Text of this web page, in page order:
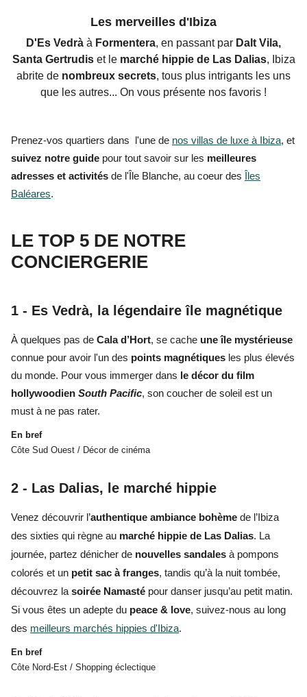
Les merveilles d'Ibiza
D'Es Vedrà à Formentera, en passant par Dalt Vila,
Santa Gertrudiset lemarché hippie de Las Dalias, Ibiza
abrite de nombreux secrets, tous plus intrigants les uns
que les autres... On vous présente nos favoris !
Prenez-vos quartiers dans l'une de nos villas de luxe à Ibiza, et
suivez notre guide pour tout savoir sur les meilleures
adresses et activités de l'Île Blanche, au coeur des Îles
Baléares.
LE TOP 5 DE NOTRE
CONCIERGERIE
1 - Es Vedrà, la légendaire île magnétique
À quelques pas de Cala d’Hort, se cache une île mystérieuse
connue pour avoir l'un des points magnétiques les plus élevés
du monde. Pour vous immerger dans le décor du film
hollywoodien South Pacific, son coucher de soleil est un
must à ne pas rater.
En bref
Côte Sud Ouest / Décor de cinéma
2 - Las Dalias, le marché hippie
Venez découvrir l’authentique ambiance bohème de l’Ibiza
des sixties qui règne au marché hippie de Las Dalias. La
journée, partez dénicher de nouvelles sandales à pompons
colorés et un petit sac à franges, tandis qu’à la nuit tombée,
découvrez la soirée Namasté pour danser jusqu’au petit matin.
Si vous êtes un adepte du peace & love, suivez-nous au long
des meilleurs marchés hippies d'Ibiza.
En bref
Côte Nord-Est / Shopping éclectique